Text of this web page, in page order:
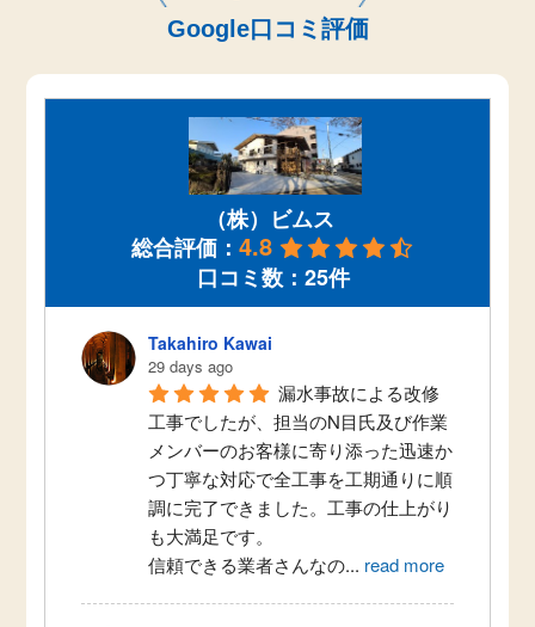
Google口コミ評価
（株）ビムス
総合評価： 4.8
口コミ数：25件
Takahiro Kawai
29 days ago
漏水事故による改修
工事でしたが、担当のN目氏及び作業
メンバーのお客様に寄り添った迅速か
つ丁寧な対応で全工事を工期通りに順
調に完了できました。工事の仕上がり
も大満足です。
信頼できる業者さんなの... read more